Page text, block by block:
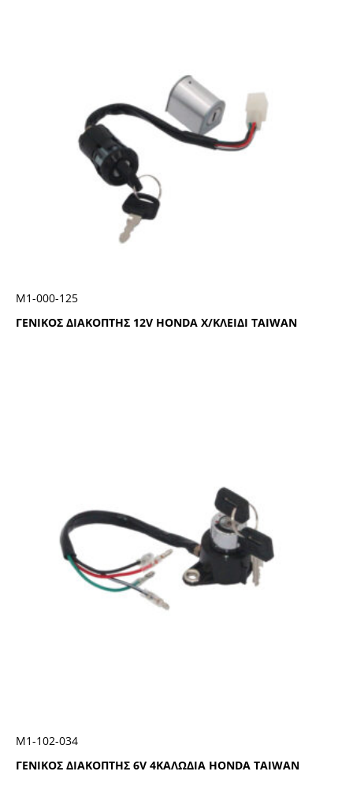
ΓΕΝΙΚΟΣ ΔΙΑΚΟΠΤΗΣ 12V HONDA Χ/ΚΛΕΙΔΙ TAIWAN
Μ1-000-125
ΓΕΝΙΚΟΣ ΔΙΑΚΟΠΤΗΣ 6V 4ΚΑΛΩΔΙΑ HONDA TAIWAN
Μ1-102-034